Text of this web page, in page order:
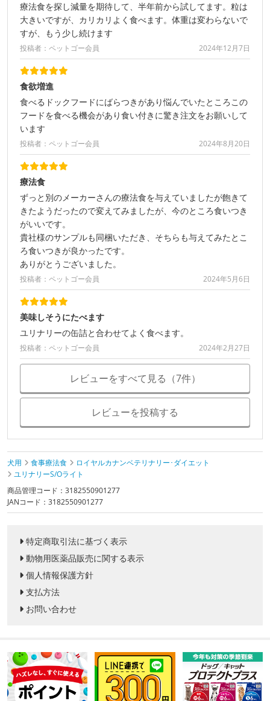
療法食を探し減量を期待して、半年前から試してます。粒は
大きいですが、カリカリよく食べます。体重は変わらないで
すが、もう少し続けます
投稿者：ペットゴー会員 2024年12月7日
食欲増進
食べるドックフードにばらつきがあり悩んでいたところこの
フードを食べる機会があり食い付きに驚き注文をお願いして
います
投稿者：ペットゴー会員 2024年8月20日
療法食
ずっと別のメーカーさんの療法食を与えていましたが飽きて
きたようだったので変えてみましたが、今のところ食いつき
がいいです。
貴社様のサンプルも同梱いただき、そちらも与えてみたとこ
ろ食いつきが良かったです。
ありがとうございました。
投稿者：ペットゴー会員 2024年5月6日
美味しそうにたべます
ユリナリーの缶詰と合わせてよく食べます。
投稿者：ペットゴー会員 2024年2月27日
レビューをすべて見る（7件）
レビューを投稿する
犬用 食事療法食
ロイヤルカナンベテリナリー･ダイエット
ユリナリーS/Oライト
商品管理コード：3182550901277
JANコード：3182550901277
特定商取引法に基づく表示
動物用医薬品販売に関する表示
個人情報保護方針
支払方法
お問い合わせ